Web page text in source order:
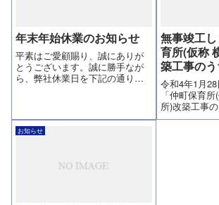
年末年始休業のお知らせ
平素はご愛顧賜り、誠にありが
とうございます。誠に勝手なが
ら、弊社休業日を下記の通りと
(月)より通常営業
無事竣工
育所(仮称
築工事のう
令和4年1月28
「仲町保育
所)改築工事
無事竣工を迎
お知らせ